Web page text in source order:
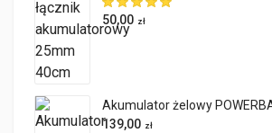
50,00 zł
Akumulator żelowy
139,00 zł